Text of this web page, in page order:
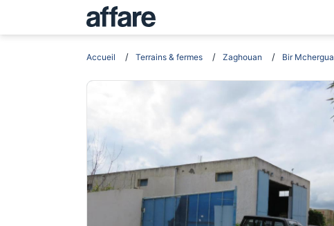
Accueil Terrains & fermes Zaghouan Bir Mchergua